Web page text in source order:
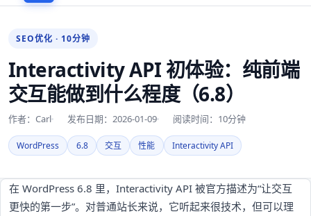
SEO优化 · 10分钟
Interactivity API 初体验：纯前端
交互能做到什么程度（6.8）
作者：Carl 发布日期：2026-01-09 阅读时间：10分钟
WordPress 6.8 交互 性能 Interactivity API
在 WordPress 6.8 里，Interactivity API 被官方描述为“让交互
更快的第一步”。对普通站长来说，它听起来很技术，但可以理